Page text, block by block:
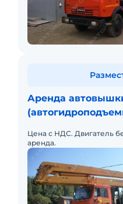
Аренда
Цена с НДС. Двигатель
аренда.